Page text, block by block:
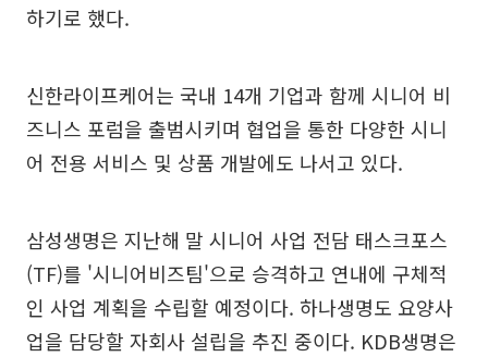
하기로 했다.
신한라이프케어는 국내 14개 기업과 함께 시니어 비
즈니스 포럼을 출범시키며 협업을 통한 다양한 시니
어 전용 서비스 및 상품 개발에도 나서고 있다.
삼성생명은 지난해 말 시니어 사업 전담 태스크포스
(TF)를 '시니어비즈팀'으로 승격하고 연내에 구체적
인 사업 계획을 수립할 예정이다. 하나생명도 요양사
업을 담당할 자회사 설립을 추진 중이다. KDB생명은